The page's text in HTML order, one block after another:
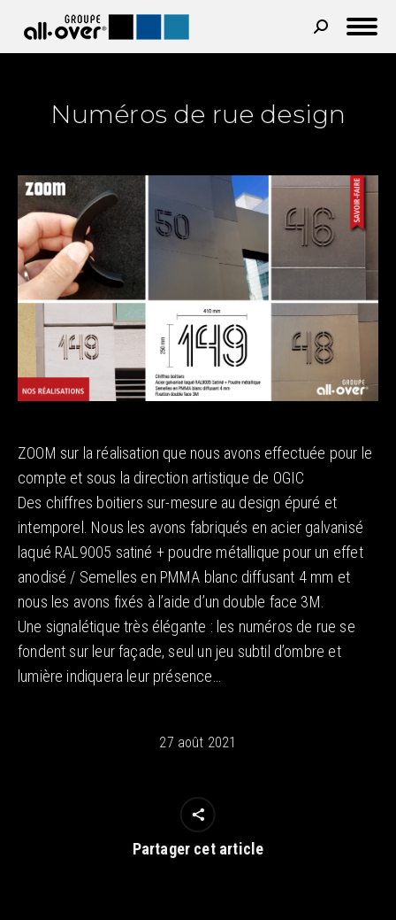
Recherche
:
Numéros de rue design
ZOOM sur la réalisation que nous avons effectuée pour le
compte et sous la direction artistique de OGIC
Des chiffres boitiers sur-mesure au design épuré et
intemporel. Nous les avons fabriqués en acier galvanisé
laqué RAL9005 satiné + poudre métallique pour un effet
anodisé / Semelles en PMMA blanc diffusant 4 mm et
nous les avons fixés à l’aide d’un double face 3M.
Une signalétique très élégante : les numéros de rue se
fondent sur leur façade, seul un jeu subtil d’ombre et
lumière indiquera leur présence…
27 août 2021
Partager cet article